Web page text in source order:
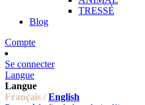
TRESSÉ
Blog
Compte
Se connecter
Langue
Langue
Français / English